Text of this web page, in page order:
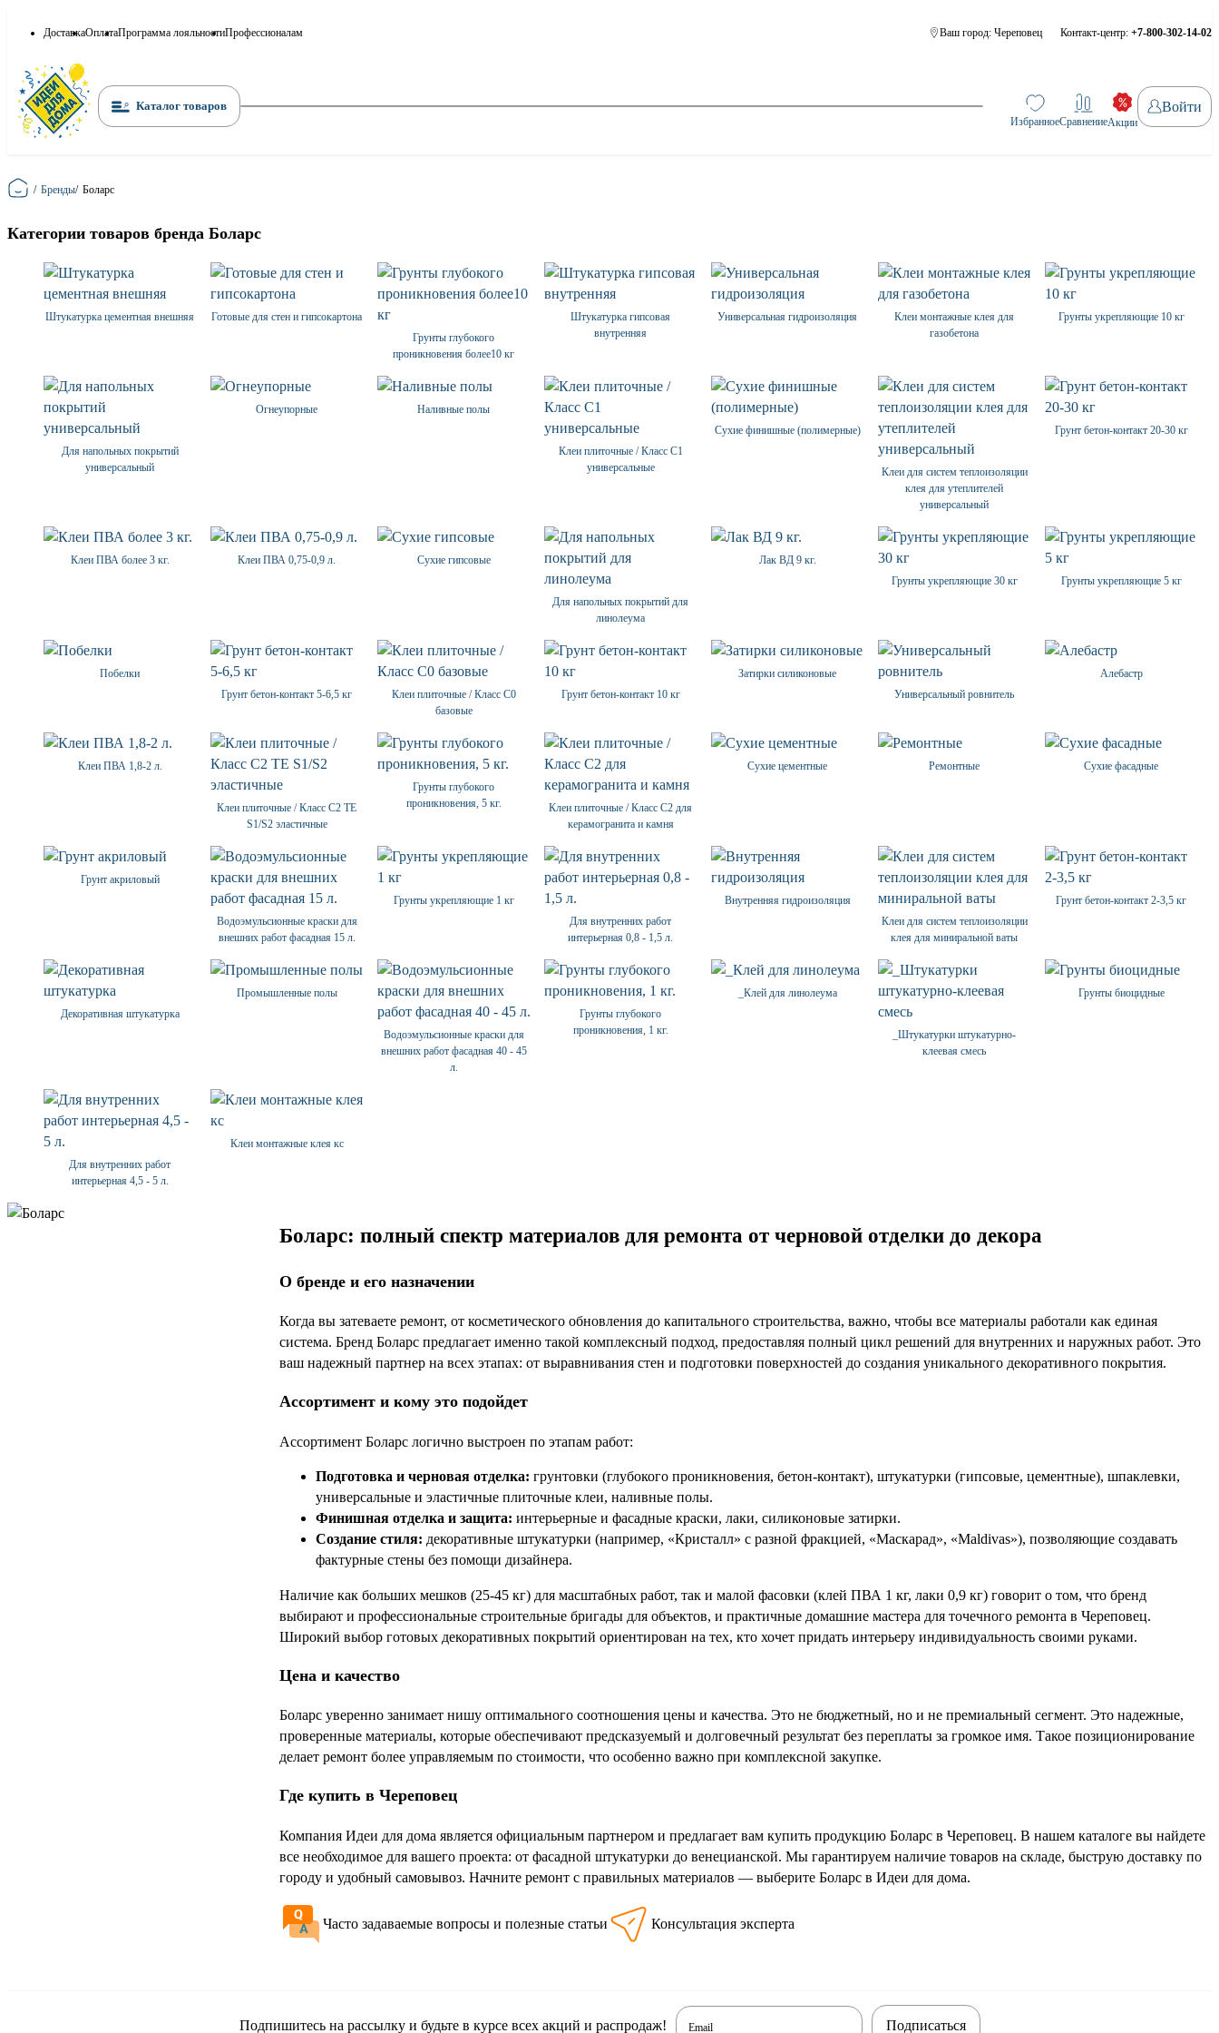
ДоставкаОплатаПрограмма лояльностиПрофессионалам Ваш город: Череповец Контакт-центр: +7-800-302-14-02
Каталог товаров
ИзбранноеСравнениеАкции
Войти
Главная
/ Бренды/ Боларс
Категории товаров бренда Боларс
Штукатурка цементная внешняя
Готовые для стен и гипсокартона
Грунты глубокого
проникновения более10 кг
Штукатурка гипсовая
внутренняя
Универсальная гидроизоляция
Клеи монтажные клея для
газобетона
Грунты укрепляющие 10 кг
Для напольных покрытий
универсальный
Огнеупорные Наливные полы
Клеи плиточные / Класс С1
универсальные
Сухие финишные (полимерные)
Клеи для систем теплоизоляции
клея для утеплителей
универсальный
Грунт бетон-контакт 20-30 кг
Клеи ПВА более 3 кг. Клеи ПВА 0,75-0,9 л. Сухие гипсовые
Для напольных покрытий для
линолеума
Лак ВД 9 кг.
Грунты укрепляющие 30 кг
Грунты укрепляющие 5 кг
Побелки
Грунт бетон-контакт 5-6,5 кг
Клеи плиточные / Класс С0
базовые
Грунт бетон-контакт 10 кг
Затирки силиконовые
Универсальный ровнитель
Алебастр
Клеи ПВА 1,8-2 л.
Клеи плиточные / Класс С2 ТЕ
S1/S2 эластичные
Грунты глубокого
проникновения, 5 кг.
Клеи плиточные / Класс С2 для
керамогранита и камня
Сухие цементные Ремонтные Сухие фасадные
Грунт акриловый
Водоэмульсионные краски для
внешних работ фасадная 15 л.
Грунты укрепляющие 1 кг
Для внутренних работ
интерьерная 0,8 - 1,5 л.
Внутренняя гидроизоляция
Клеи для систем теплоизоляции
клея для миниральной ваты
Грунт бетон-контакт 2-3,5 кг
Декоративная штукатурка
Промышленные полы
Водоэмульсионные краски для
внешних работ фасадная 40 - 45
л.
Грунты глубокого
проникновения, 1 кг.
_Клей для линолеума
_Штукатурки штукатурно-
клеевая смесь
Грунты биоцидные
Для внутренних работ
интерьерная 4,5 - 5 л.
Клеи монтажные клея кс
Боларс: полный спектр материалов для ремонта от черновой отделки до декора
О бренде и его назначении
Когда вы затеваете ремонт, от косметического обновления до капитального строительства, важно, чтобы все материалы работали как единая
система. Бренд Боларс предлагает именно такой комплексный подход, предоставляя полный цикл решений для внутренних и наружных работ. Это
ваш надежный партнер на всех этапах: от выравнивания стен и подготовки поверхностей до создания уникального декоративного покрытия.
Ассортимент и кому это подойдет
Ассортимент Боларс логично выстроен по этапам работ:
Подготовка и черновая отделка: грунтовки (глубокого проникновения, бетон-контакт), штукатурки (гипсовые, цементные), шпаклевки,
универсальные и эластичные плиточные клеи, наливные полы.
Финишная отделка и защита: интерьерные и фасадные краски, лаки, силиконовые затирки.
Создание стиля: декоративные штукатурки (например, «Кристалл» с разной фракцией, «Маскарад», «Maldivas»), позволяющие создавать
фактурные стены без помощи дизайнера.
Наличие как больших мешков (25-45 кг) для масштабных работ, так и малой фасовки (клей ПВА 1 кг, лаки 0,9 кг) говорит о том, что бренд
выбирают и профессиональные строительные бригады для объектов, и практичные домашние мастера для точечного ремонта в Череповец.
Широкий выбор готовых декоративных покрытий ориентирован на тех, кто хочет придать интерьеру индивидуальность своими руками.
Цена и качество
Боларс уверенно занимает нишу оптимального соотношения цены и качества. Это не бюджетный, но и не премиальный сегмент. Это надежные,
проверенные материалы, которые обеспечивают предсказуемый и долговечный результат без переплаты за громкое имя. Такое позиционирование
делает ремонт более управляемым по стоимости, что особенно важно при комплексной закупке.
Где купить в Череповец
Компания Идеи для дома является официальным партнером и предлагает вам купить продукцию Боларс в Череповец. В нашем каталоге вы найдете
все необходимое для вашего проекта: от фасадной штукатурки до венецианской. Мы гарантируем наличие товаров на складе, быструю доставку по
городу и удобный самовывоз. Начните ремонт с правильных материалов — выберите Боларс в Идеи для дома.
Часто задаваемые вопросы и полезные статьи Консультация эксперта
Подпишитесь на рассылку и будьте в курсе всех акций и распродаж! Email Подписаться